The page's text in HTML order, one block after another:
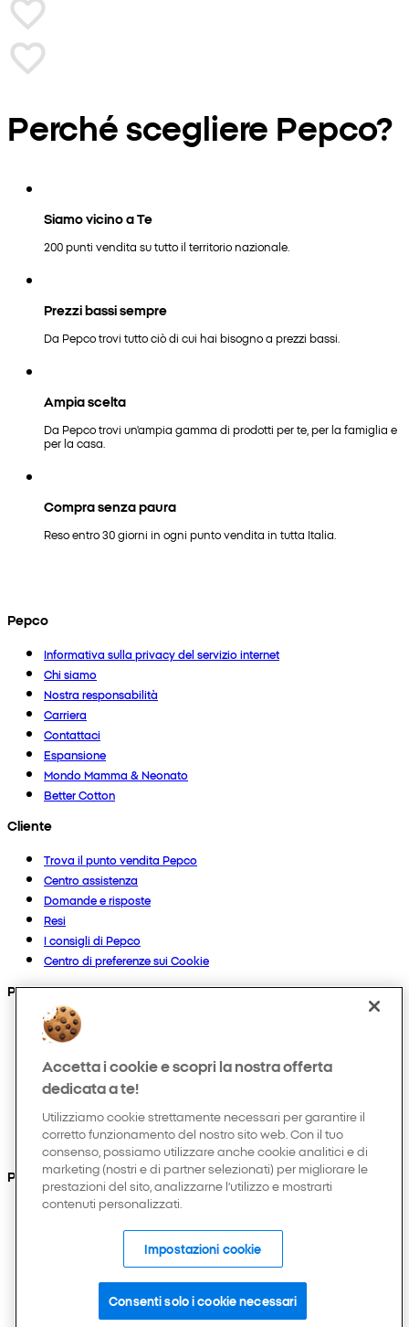
Perché scegliere Pepco?
Siamo vicino a Te
200 punti vendita su tutto il territorio nazionale.
Prezzi bassi sempre
Da Pepco trovi tutto ciò di cui hai bisogno a prezzi bassi.
Ampia scelta
Da Pepco trovi un'ampia gamma di prodotti per te, per la famiglia e
per la casa.
Compra senza paura
Reso entro 30 giorni in ogni punto vendita in tutta Italia.
Pepco
Informativa sulla privacy del servizio internet
Chi siamo
Nostra responsabilità
Carriera
Contattaci
Espansione
Mondo Mamma & Neonato
Better Cotton
Cliente
Trova il punto vendita Pepco
Centro assistenza
Domande e risposte
Resi
I consigli di Pepco
Centro di preferenze sui Cookie
Prodotti
Collezioni
Neonato
Bambino
Casa
Uomo
Hobby e tempo libero
Puoi anche trovarci su
Accetta i cookie e scopri la nostra offerta
dedicata a te!
Utilizziamo cookie strettamente necessari per garantire il
corretto funzionamento del nostro sito web. Con il tuo
consenso, possiamo utilizzare anche cookie analitici e di
marketing (nostri e di partner selezionati) per migliorare le
prestazioni del sito, analizzarne l’utilizzo e mostrarti
contenuti personalizzati.
Impostazioni cookie
Consenti solo i cookie necessari